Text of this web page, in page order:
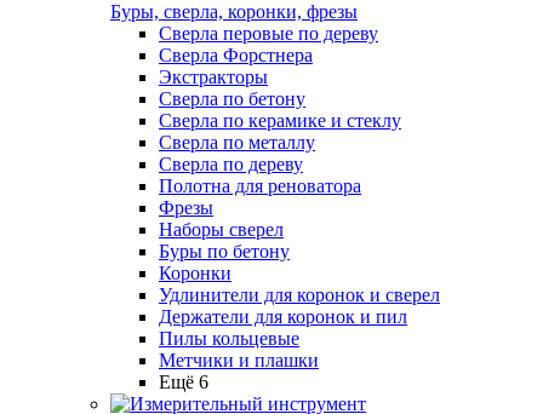
Буры, сверла, коронки, фрезы
Сверла перовые по дереву
Сверла Форстнера
Экстракторы
Сверла по бетону
Сверла по керамике и стеклу
Сверла по металлу
Сверла по дереву
Полотна для реноватора
Фрезы
Наборы сверел
Буры по бетону
Коронки
Удлинители для коронок и сверел
Держатели для коронок и пил
Пилы кольцевые
Метчики и плашки
Ещё 6